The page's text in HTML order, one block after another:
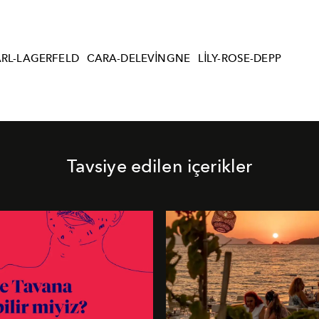
LAGERFELD CARA-DELEVINGNE LILY-ROSE-DEPP
Tavsiye edilen içerikler